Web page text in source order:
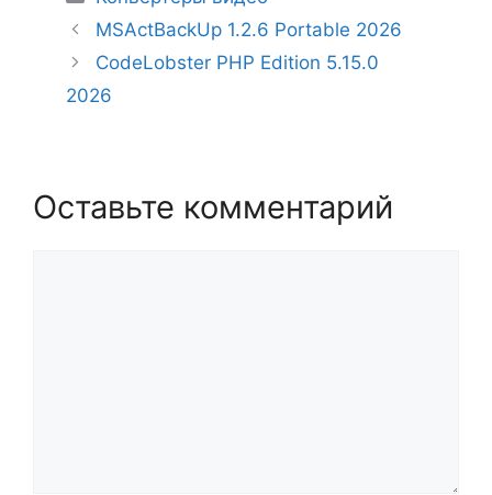
MSActBackUp 1.2.6 Portable 2026
CodeLobster PHP Edition 5.15.0
2026
Оставьте комментарий